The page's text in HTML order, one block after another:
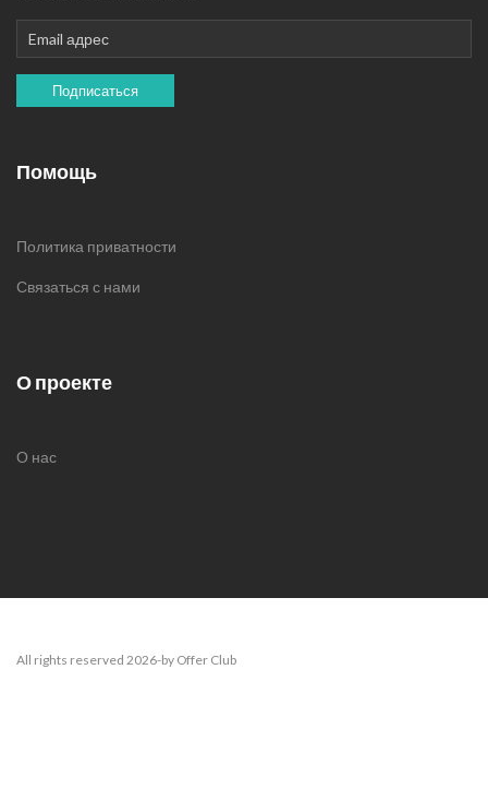
Подписаться
Помощь
Политика приватности
Связаться с нами
О проекте
О нас
All rights reserved 2026-by Offer Club